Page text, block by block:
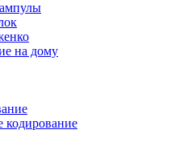
на дому